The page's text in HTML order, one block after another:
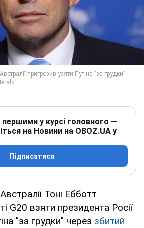
першими у курсі головного —
на Новини на OBOZ.UA у
Підписатися
Тоні Ебботт
G20 взяти президента Росії
"за грудки" через збитий